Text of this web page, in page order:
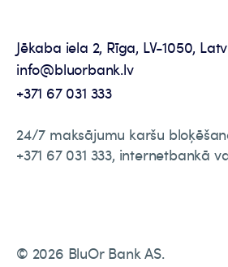
Jēkaba iela 2, Rīga, LV-1050,
info@bluorbank.lv
+371 67 031 333
24/7 maksājumu karšu
+371 67 031 333, internetbankā
© 2026 BluOr Bank AS.